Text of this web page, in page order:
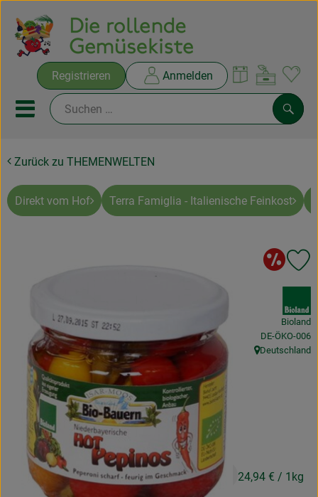
Registrieren Anmelden
Mobiles Menu öffnen oder
Ökokisten
Rezepte
Obst & Gemüse
Frisches
Naturkost
Getränke
Drogerie & Diverses
Zurück zu THEMENWELTEN
Direkt vom Hof Terra Famiglia - Italienische Feinkost
4,49 €/ Stück 24,94 € / 1kg
Bioland
, Kontrollstelle:
DE-ÖKO-006
, Herkunft:
Deutschland